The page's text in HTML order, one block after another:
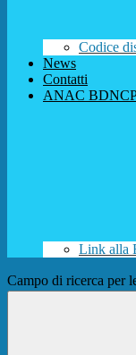
Codice
News
Contatti
ANAC BDNCP
Link alla
Campo di ricerca per